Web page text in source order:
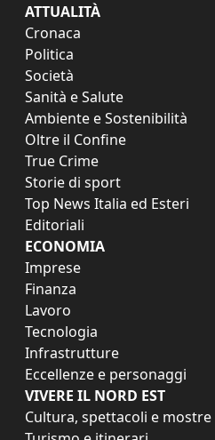
ATTUALITÀ
Cronaca
Politica
Società
Sanità e Salute
Ambiente e Sostenibilità
Oltre il Confine
True Crime
Storie di sport
Top News Italia ed Esteri
Editoriali
ECONOMIA
Imprese
Finanza
Lavoro
Tecnologia
Infrastrutture
Eccellenze e personaggi
VIVERE IL NORD EST
Cultura, spettacoli e mostre